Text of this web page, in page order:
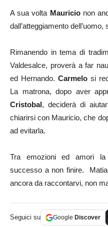
A sua voltaMauricionon
dall’atteggiamento
Rimanendo in tema di
Valdesalce, proverà a far
ed Hernando. Carmelo si
La matrona, dopo aver
Cristobal, deciderà di
chiarirsi con Mauricio, che
ad evitarla.
Tra emozioni ed amori
successo a non finire.
ancora da raccontarvi, non
Seguici su Google Discover